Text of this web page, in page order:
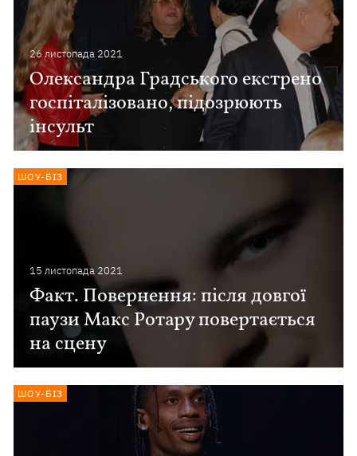
26 листопада 2021
Олександра Градського екстрено
госпіталізовано, підозрюють
інсульт
15 листопада 2021
Факт. Повернення: після довгої
паузи Макс Ротару повертається
на сцену
ШОУ-БІЗ
ШОУ-БІЗ